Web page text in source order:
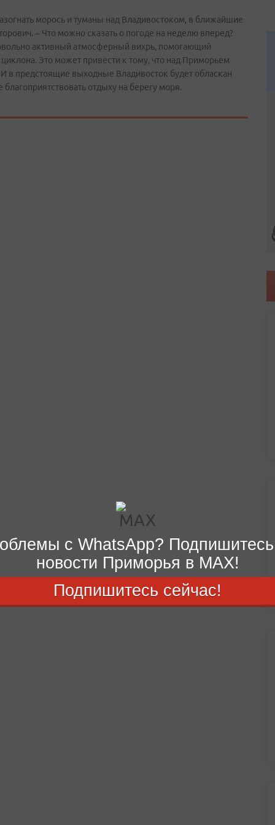
морось и туманы над Владивостоком, в ближайшие
– Что можно сказать о погоде на неделю вперед?
активный атмосферный вихрь, помогающий
Это может привести к тому, что над Приморьем
в предстоящие выходные Владивосток будет обласкан
отдыху на берегу моря.
с WhatsApp?
новости Приморья в MAX!
Подпишитесь сейчас!